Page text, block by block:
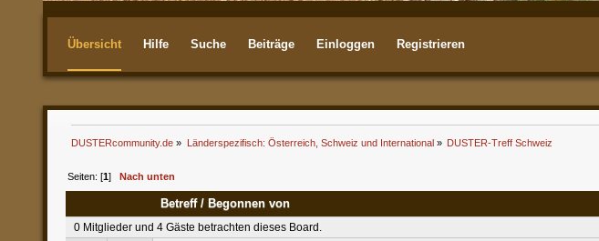
Übersicht Hilfe Suche Beiträge Einloggen Registrieren
DUSTERcommunity.de » Länderspezifisch: Österreich, Schweiz und International » DUSTER-Treff Schweiz
Seiten: [1] Nach unten
Betreff/ Begonnen von
0 Mitglieder und 4 Gäste betrachten dieses Board.